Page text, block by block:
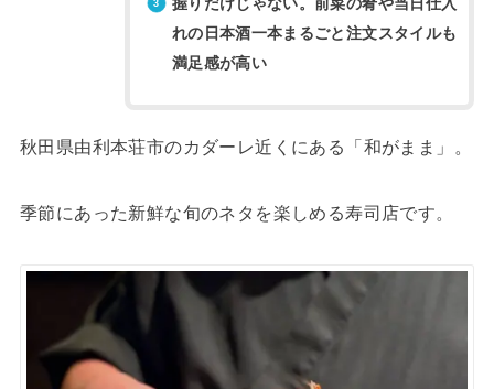
れの日本酒一本まるごと注文スタイルも
満足感が高い
秋田県由利本荘市のカダーレ近くにある「和がまま」。
季節にあった新鮮な旬のネタを楽しめる寿司店です。